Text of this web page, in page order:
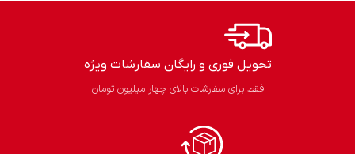
تحویل فوری و رایگان سفارشات ویژه
فقط برای سفارشات بالای چهار میلیون تومان